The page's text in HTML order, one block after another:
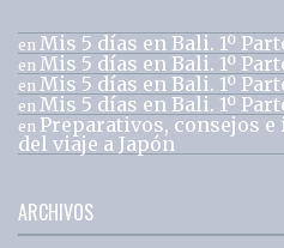
en Mis 5 días en Bali. 1º
en Mis 5 días en Bali. 1º
en Mis 5 días en Bali. 1º
en Mis 5 días en Bali. 1º
en Preparativos, consejos
del viaje a Japón
ARCHIVOS